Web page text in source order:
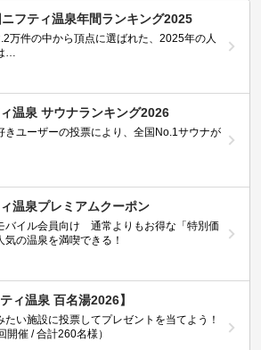
フティ温泉年間ランキング2025
万件の中から頂点に選ばれた、2025年の人
…
温泉 サウナランキング2026
きユーザーの投票により、全国No.1サウナが
温泉プレミアムクーポン
バイル会員向け 通常よりもお得な「特別価
気の温泉を満喫できる！
ティ温泉 百名湯2026】
たい施設に投票してプレゼントを当てよう！
開催 / 合計260名様）